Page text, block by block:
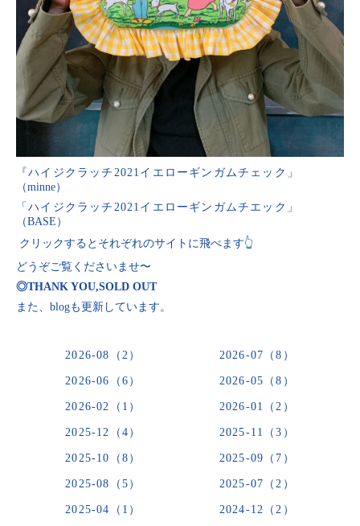
『ハイジクラッチ2021イエローギンガムチェック」
（minne）
「ハイジクラッチ2021イエローギンガムチエック」
（BASE）
クリックするとそれぞれのサイトに飛べます👆
どうぞご覧くださいませ〜
◎THANK YOU,SOLD OUT
また、blogも更新しています。
2026-08（2） 2026-07（8）
2026-06（6） 2026-05（8）
2026-02（1） 2026-01（2）
2025-12（4） 2025-11（3）
2025-10（8） 2025-09（7）
2025-08（5） 2025-07（2）
2025-04（1） 2024-12（2）